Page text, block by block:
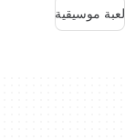
لعبة موسيقية